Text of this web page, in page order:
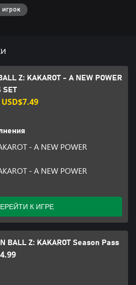
Z: KAKAROT - A NEW POWER
SET
USD$7.49
- A NEW POWER
- A NEW POWER
К ИГРЕ
BALL Z: KAKAROT Season Pass